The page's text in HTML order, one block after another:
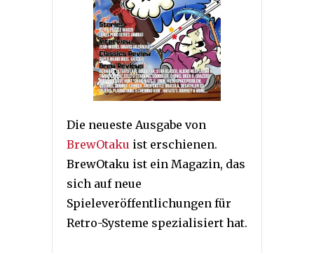
Die neueste Ausgabe von
BrewOtaku ist erschienen.
BrewOtaku ist ein Magazin, das
sich auf neue
Spieleveröffentlichungen für
Retro-Systeme spezialisiert hat.